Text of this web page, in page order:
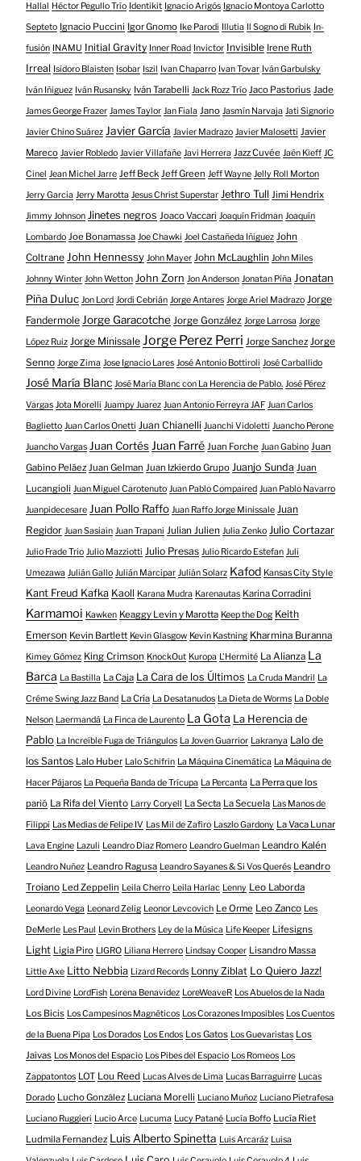
Hallal
Héctor Pegullo Trío Identikit Ignacio Arigós Ignacio Montoya Carlotto
Septeto Ignacio Puccini Igor Gnomo Ike Parodi Illutia Il Sogno di Rubik In-
fusión INAMU Initial Gravity Inner Road Invictor Invisible Irene Ruth
Irreal Isidoro Blaisten Isobar Iszil Ivan Chaparro Ivan Tovar Iván Garbulsky
Iván Iñiguez Iván Rusansky Iván Tarabelli Jack Rozz Trío Jaco Pastorius Jade
James George Frazer James Taylor Jan Fiala Jano Jasmín Narvaja Jati Signorio
Javier Chino Suárez Javier García Javier Madrazo Javier Malosetti Javier
Mareco Javier Robledo Javier Villafañe Javi Herrera Jazz Cuvée Jaén Kieff JC
Cinel Jean Michel Jarre Jeff Beck Jeff Green Jeff Wayne Jelly Roll Morton
Jerry Garcia Jerry Marotta Jesus Christ Superstar Jethro Tull Jimi Hendrix
Jimmy Johnson Jinetes negros Joaco Vaccari Joaquín Fridman Joaquín
Lombardo Joe Bonamassa Joe Chawki Joel Castañeda Iñiguez John
Coltrane John Hennessy John Mayer John McLaughlin John Miles
Johnny Winter John Wetton John Zorn Jon Anderson Jonatan Piña Jonatan
Piña Duluc Jon Lord Jordi Cebrián Jorge Antares Jorge Ariel Madrazo Jorge
Fandermole Jorge Garacotche Jorge González Jorge Larrosa Jorge
López Ruiz Jorge Minissale Jorge Perez Perri Jorge Sanchez Jorge
Senno Jorge Zima Jose Ignacio Lares José Antonio Bottiroli José Carballido
José María Blanc José María Blanc con La Herencia de Pablo. José Pérez
Vargas Jota Morelli Juampy Juarez Juan Antonio Ferreyra JAF Juan Carlos
Baglietto Juan Carlos Onetti Juan Chianelli Juanchi Vidoletti Juancho Perone
Juancho Vargas Juan Cortés Juan Farré Juan Forche Juan Gabino Juan
Gabino Peláez Juan Gelman Juan Izkierdo Grupo Juanjo Sunda Juan
Lucangioli Juan Miguel Carotenuto Juan Pablo Compaired Juan Pablo Navarro
Juanpidecesare Juan Pollo Raffo Juan Raffo Jorge Minissale Juan
Regidor Juan Sasiain Juan Trapani Julian Julien Julia Zenko Julio Cortazar
Julio Frade Trio Julio Mazziotti Julio Presas Julio Ricardo Estefan Juli
Umezawa Julián Gallo Julián Marcipar Julián Solarz Kafod Kansas City Style
Kant Freud Kafka Kaoll Karana Mudra Karenautas Karina Corradini
Karmamoi Kawken Keaggy Levin y Marotta Keep the Dog Keith
Emerson Kevin Bartlett Kevin Glasgow Kevin Kastning Kharmina Buranna
Kimey Gómez King Crimson KnockOut Kuropa L'Hermité La Alianza La
Barca La Bastilla La Caja La Cara de los Últimos La Cruda Mandril
La
Créme Swing Jazz Band La Cría La Desatanudos La Dieta de Worms La Doble
Nelson Laermandá La Finca de Laurento La Gota La Herencia de
Pablo La Increíble Fuga de Triángulos La Joven Guarrior Lakranya Lalo de
los Santos Lalo Huber Lalo Schifrin La Máquina Cinemática La Máquina de
Hacer Pájaros La Pequeña Banda de Trícupa La Percanta La Perra que los
parió La Rifa del Viento Larry Coryell La Secta La Secuela Las Manos de
Filippi Las Medias de Felipe IV Las Mil de Zafiro Laszlo Gardony La Vaca Lunar
Lava Engine Lazuli Leandro Diaz Romero Leandro Guelman Leandro Kalén
Leandro Nuñez Leandro Ragusa Leandro Sayanes & Si Vos Querés Leandro
Troiano Led Zeppelin Leila Cherro Leila Harlac Lenny Leo Laborda
Leonardo Vega Leonard Zelig Leonor Levcovich Le Orme Leo Zanco Les
DeMerle Les Paul Levin Brothers Ley de la Música Life Keeper Lifesigns
Light Ligia Piro LIGRO Liliana Herrero Lindsay Cooper Lisandro Massa
Little Axe Litto Nebbia Lizard Records Lonny Ziblat Lo Quiero Jazz!
Lord Divine LordFish Lorena Benavidez LoreWeaveR Los Abuelos de la Nada
Los Bicis Los Campesinos Magnéticos Los Corazones Imposibles Los Cuentos
de la Buena Pipa Los Dorados Los Endos Los Gatos Los Guevaristas Los
Jaivas Los Monos del Espacio Los Pibes del Espacio Los Romeos Los
Zappatontos LOT Lou Reed Lucas Alves de Lima Lucas Barraguirre Lucas
Dorado Lucho González Luciana Morelli Luciano Muñoz Luciano Pietrafesa
Luciano Ruggieri Lucio Arce Lucuma Lucy Patané Lucía Boffo Lucía Riet
Ludmila Fernandez Luis Alberto Spinetta Luis Arcaráz Luisa